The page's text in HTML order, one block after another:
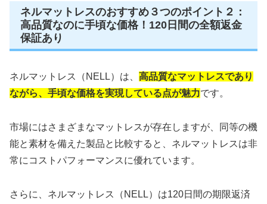
ネルマットレスのおすすめ３つのポイント２：
高品質なのに手頃な価格！120日間の全額返金
保証あり
ネルマットレス（NELL）は、 高品質なマットレスであり
ながら、手頃な価格を実現している点が魅力です。
市場にはさまざまなマットレスが存在しますが、同等の機
能と素材を備えた製品と比較すると、ネルマットレスは非
常にコストパフォーマンスに優れています。
さらに、ネルマットレス（NELL）は120日間の期限返済